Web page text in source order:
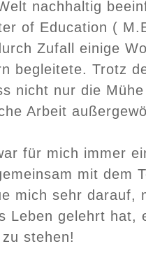
nachhaltig
of Education (
Zufall einige
begleitete. Trotz
nicht nur die
Arbeit
für mich immer
mit dem
mich sehr darauf,
Leben gelehrt hat,
stehen!